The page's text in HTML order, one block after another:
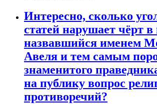
Интересно, сколько
статей нарушает чёрт в
назвавшийся именем
Авеля и тем самым
знаменитого
на публику вопрос
противоречий?